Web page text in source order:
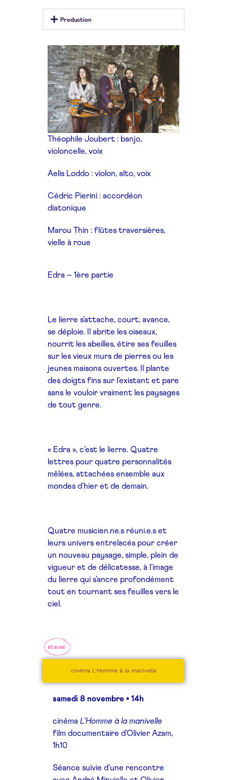
Production
Théophile Joubert : banjo,
violoncelle, voix
Aelis Loddo : violon, alto, voix
Cédric Pierini : accordéon
diatonique
Marou Thin : flûtes traversières,
vielle à roue
Edra – 1ère partie
Le lierre s’attache, court, avance,
se déploie. Il abrite les oiseaux,
nourrit les abeilles, étire ses feuilles
sur les vieux murs de pierres ou les
jeunes maisons ouvertes. Il plante
des doigts fins sur l’existant et pare
sans le vouloir vraiment les paysages
de tout genre.
« Edra », c’est le lierre. Quatre
lettres pour quatre personnalités
mêlées, attachées ensemble aux
mondes d’hier et de demain.
Quatre musicien.ne.s réuni.e.s et
leurs univers entrelacés pour créer
un nouveau paysage, simple, plein de
vigueur et de délicatesse, à l’image
du lierre qui s’ancre profondément
tout en tournant ses feuilles vers le
ciel.
cinéma L’Homme à la manivelle
samedi 8 novembre • 14h
cinéma L’Homme à la manivelle
film documentaire d’Olivier Azam,
1h10
Séance suivie d’une rencontre